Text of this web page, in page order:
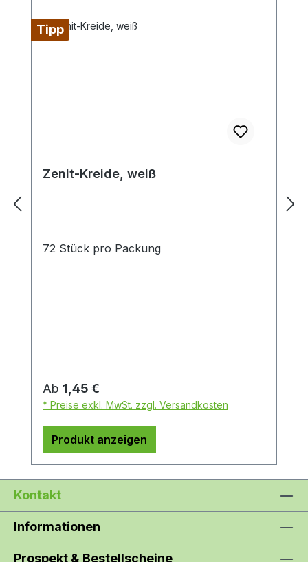
Tipp
Zenit-Kreide, weiß
72 Stück pro Packung
Regulärer Preis:
Ab 1,45 €
* Preise exkl. MwSt. zzgl. Versandkosten
Produkt anzeigen
Kontakt
Informationen
Prospekt & Bestellscheine